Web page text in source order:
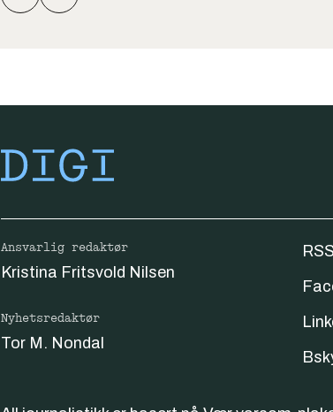
Ansvarlig redaktør
Kristina Fritsvold Nilsen
Nyhetsredaktør
Tor M. Nondal